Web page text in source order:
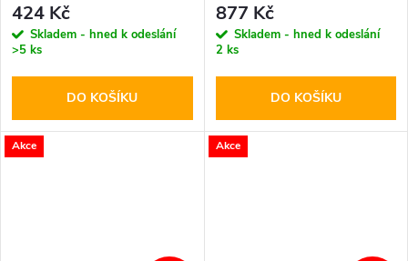
424 Kč
Skladem - hned k odeslání
>5 ks
DO KOŠÍKU
877 Kč
Skladem - hned k odeslání
2 ks
DO KOŠÍKU
Akce Akce